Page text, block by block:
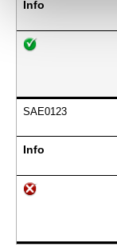
Info
SAE0123
Info